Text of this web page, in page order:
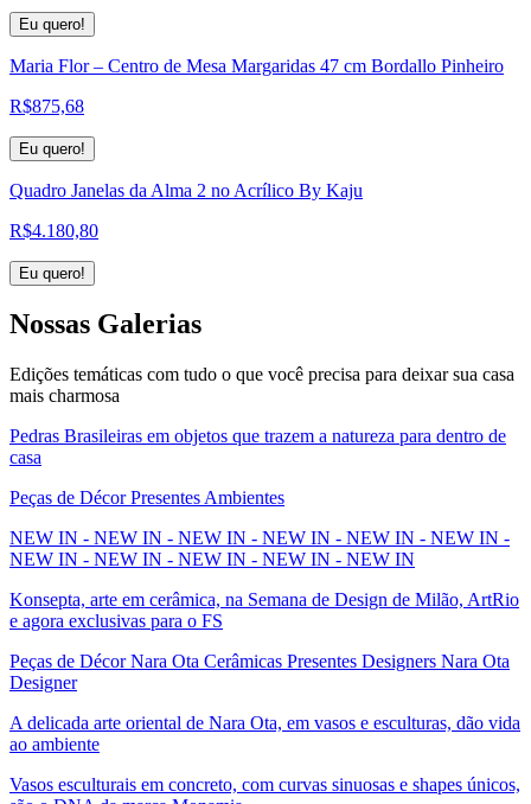
Eu quero!
Maria Flor – Centro de Mesa Margaridas 47 cm Bordallo Pinheiro
R$875,68
Eu quero!
Quadro Janelas da Alma 2 no Acrílico By Kaju
R$4.180,80
Eu quero!
Nossas Galerias
Edições temáticas com tudo o que você precisa para deixar sua casa
mais charmosa
Pedras Brasileiras em objetos que trazem a natureza para dentro de
casa
Peças de Décor Presentes Ambientes
NEW IN - NEW IN - NEW IN - NEW IN - NEW IN - NEW IN -
NEW IN - NEW IN - NEW IN - NEW IN - NEW IN
Konsepta, arte em cerâmica, na Semana de Design de Milão, ArtRio
e agora exclusivas para o FS
Peças de Décor Nara Ota Cerâmicas Presentes Designers Nara Ota
Designer
A delicada arte oriental de Nara Ota, em vasos e esculturas, dão vida
ao ambiente
Vasos esculturais em concreto, com curvas sinuosas e shapes únicos,